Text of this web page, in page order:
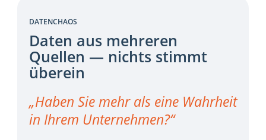
DATENCHAOS
Daten aus mehreren
Quellen — nichts stimmt
überein
„Haben Sie mehr als eine Wahrheit
in Ihrem Unternehmen?“